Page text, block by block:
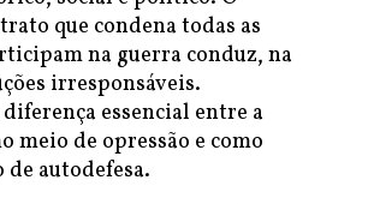
que condena todas as
na guerra conduz, na
irresponsáveis.
essencial entre a
meio de opressão e como
autodefesa.